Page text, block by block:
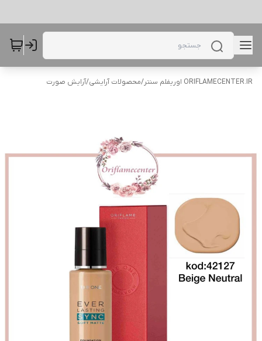
ORIFLAMECENTER.IR اوریفلم سنتر /محصولات آرایشی/آرایش صورت